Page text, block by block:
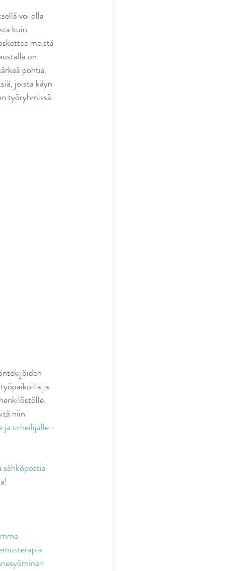
voi olla
kuin
meistä
on
pohtia,
joista käyn
työryhmissä.
ja
niin
ja urheilijalle -
sähköpostia